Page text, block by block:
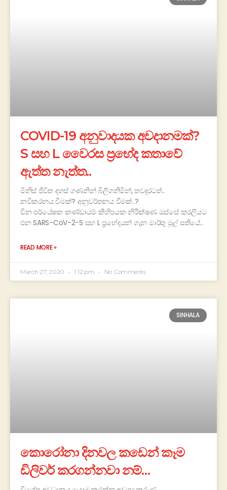
COVID-19 අනුවාදයක අවදානමක්?
S සහ L වෛරස ප්‍රභේද කතාවේ
ඇත්ත නැත්ත..
මිනිස් ජීවිත දහස් ගණනින් බිලිගනිමින්, තවදුරටත්..
නවීකරනය වීමක්? අනුවර්තනය වීමක්..?
චීන පර්යේෂක කණ්ඩායම් කිහිපයක නිරීක්ෂණ ඔස්සේ කරලියට
එන SARS-CoV-2-S සහ L ප්‍රභේදයන් ගැන මාර්තු මුල් සතියේ..
READ MORE »
March 27, 2020 1:12 pm No Comments
SINHALA
කොරෝනා දිනවල කඩෙන් කෑම
ඩිලිවර් කරගන්නවා නම්…